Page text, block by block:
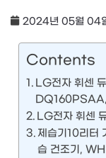
2024년 05월 04
Contents
LG전자 휘센
LG전자 휘센
제습기10리터
습 건조기,